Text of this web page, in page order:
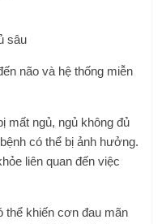
não và hệ thống miễn
mất ngủ, ngủ không đủ
có thể bị ảnh hưởng.
liên quan đến việc
thể khiến cơn đau mãn